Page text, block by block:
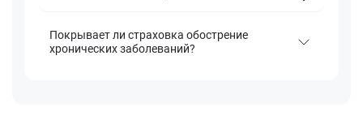
Покрывает ли страховка обострение
хронических заболеваний?